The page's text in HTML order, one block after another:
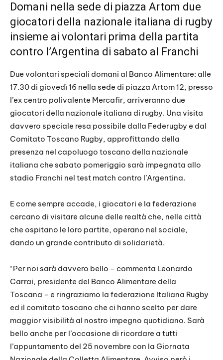
Domani nella sede di piazza Artom due
giocatori della nazionale italiana di rugby
insieme ai volontari prima della partita
contro l’Argentina di sabato al Franchi
Due volontari speciali domani al Banco Alimentare: alle
17.30 di giovedì 16 nella sede di piazza Artom 12, presso
l’ex centro polivalente Mercafir, arriveranno due
giocatori della nazionale italiana di rugby. Una visita
davvero speciale resa possibile dalla Federugby e dal
Comitato Toscano Rugby, approfittando della
presenza nel capoluogo toscano della nazionale
italiana che sabato pomeriggio sarà impegnata allo
stadio Franchi nel test match contro l’Argentina.
E come sempre accade, i giocatori e la federazione
cercano di visitare alcune delle realtà che, nelle città
che ospitano le loro partite, operano nel sociale,
dando un grande contributo di solidarietà.
“Per noi sarà davvero bello – commenta Leonardo
Carrai, presidente del Banco Alimentare della
Toscana – e ringraziamo la federazione Italiana Rugby
ed il comitato toscano che ci hanno scelto per dare
maggior visibilità al nostro impegno quotidiano. Sarà
bello anche per l’occasione di ricordare a tutti
l’appuntamento del 25 novembre con la Giornata